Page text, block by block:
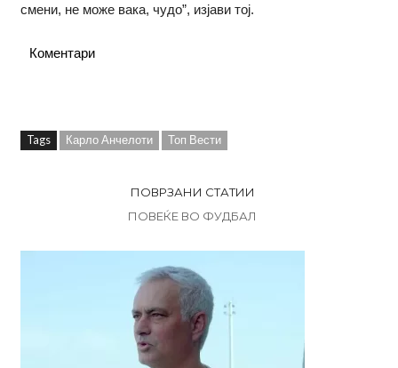
смени, не може вака, чудо”, изјави тој.
Коментари
Tags Карло Анчелоти Топ Вести
ПОВРЗАНИ СТАТИИ
ПОВЕЌЕ ВО ФУДБАЛ